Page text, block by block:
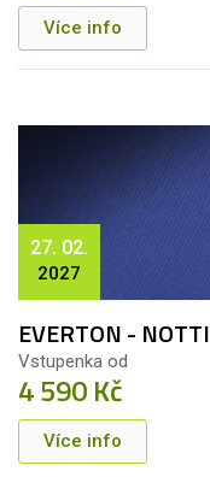
Více info
27. 02.
2027
EVERTON -
Vstupenka od
4 590 Kč
Více info